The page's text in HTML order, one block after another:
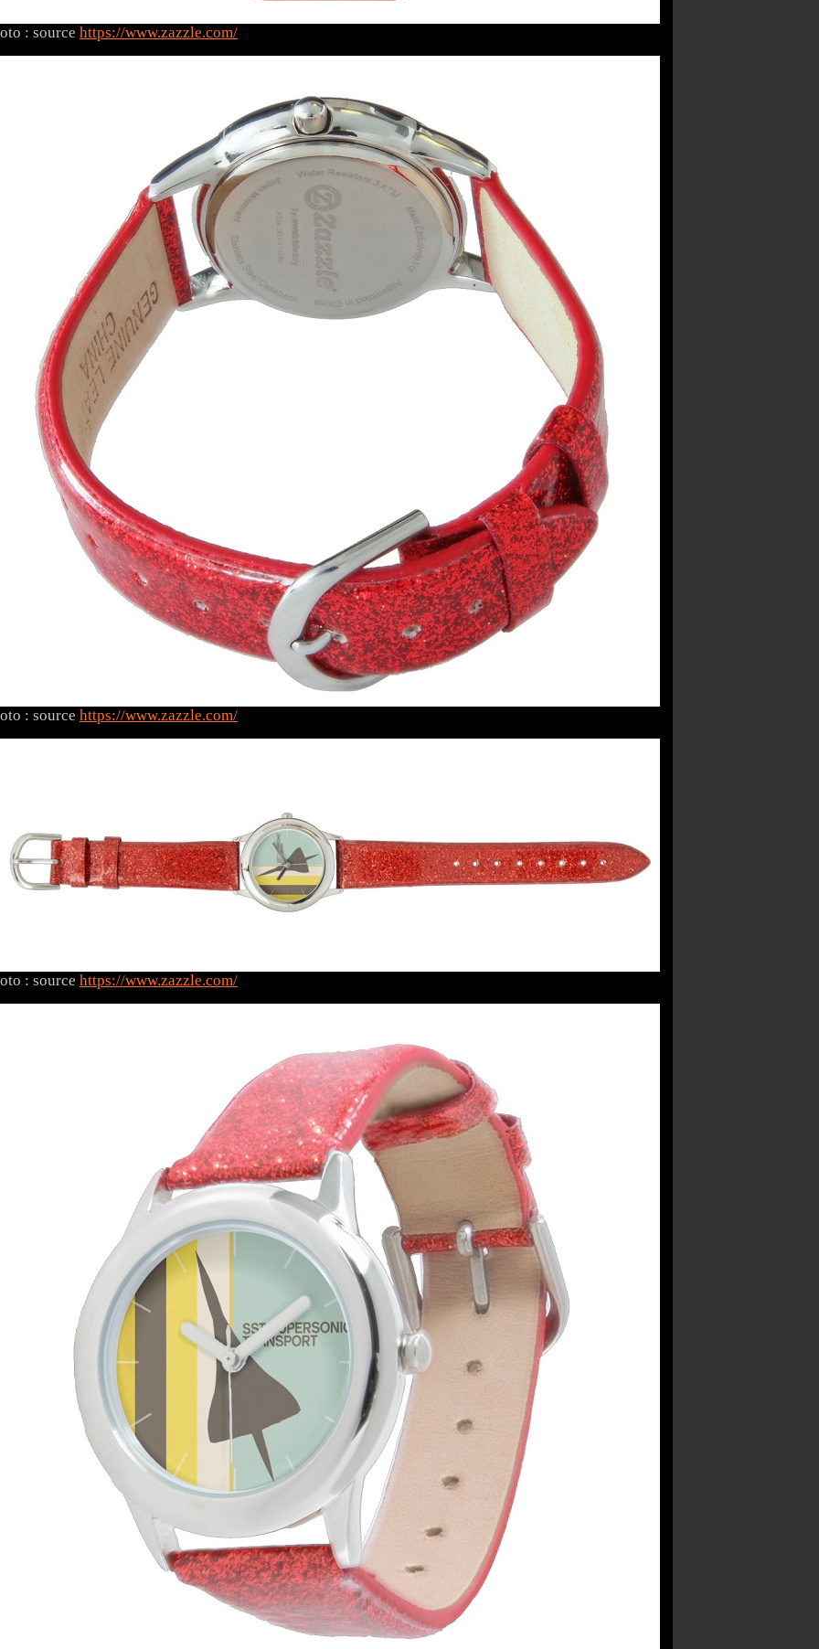
: source https://www.zazzle.com/
: source https://www.zazzle.com/
: source https://www.zazzle.com/